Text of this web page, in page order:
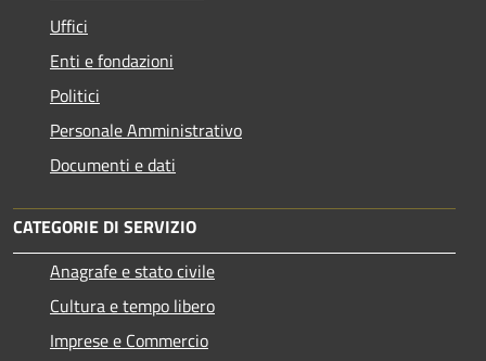
Uffici
Enti e fondazioni
Politici
Personale Amministrativo
Documenti e dati
CATEGORIE DI SERVIZIO
Anagrafe e stato civile
Cultura e tempo libero
Imprese e Commercio